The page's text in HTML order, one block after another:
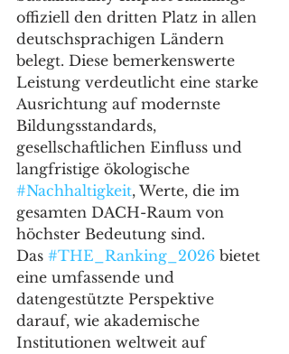
offiziell den dritten Platz in allen
deutschsprachigen Ländern
belegt. Diese bemerkenswerte
Leistung verdeutlicht eine starke
Ausrichtung auf modernste
Bildungsstandards,
gesellschaftlichen Einfluss und
langfristige ökologische
#Nachhaltigkeit, Werte, die im
gesamten DACH-Raum von
höchster Bedeutung sind.
Das #THE_Ranking_2026 bietet
eine umfassende und
datengestützte Perspektive
darauf, wie akademische
Institutionen weltweit auf